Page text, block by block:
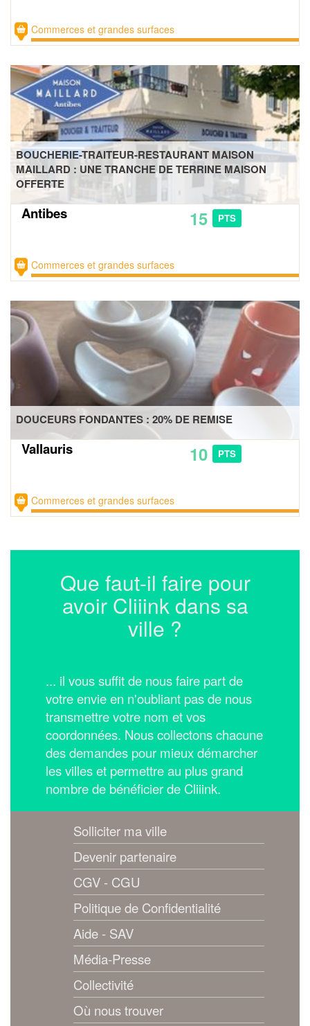
Commerces et grandes surfaces
BOUCHERIE-TRAITEUR-RESTAURANT MAISON
MAILLARD : UNE TRANCHE DE TERRINE MAISON
OFFERTE
Antibes 15 PTS
Commerces et grandes surfaces
DOUCEURS FONDANTES : 20% DE REMISE
Vallauris 10 PTS
Commerces et grandes surfaces
Que faut-il faire pour
avoir Cliiink dans sa
ville ?
... il vous suffit de nous faire part de
votre envie en n'oubliant pas de nous
transmettre votre nom et vos
coordonnées. Nous collectons chacune
des demandes pour mieux démarcher
les villes et permettre au plus grand
nombre de bénéficier de Cliiink.
Solliciter ma ville
Devenir partenaire
CGV - CGU
Politique de Confidentialité
Aide - SAV
Média-Presse
Collectivité
Où nous trouver